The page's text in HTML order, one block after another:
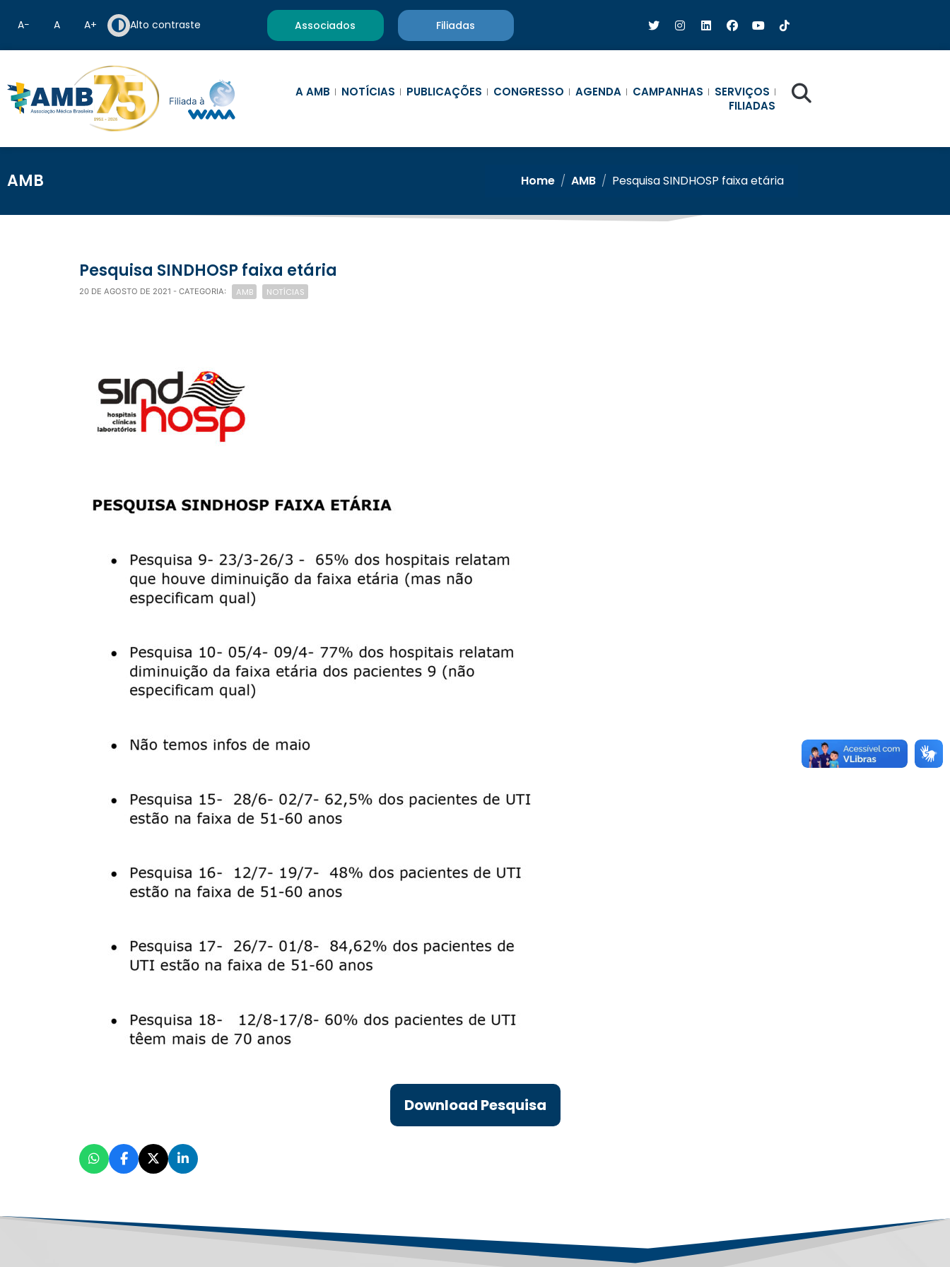
A− A A+ Alto contraste Associados Filiadas
A AMB NOTÍCIAS PUBLICAÇÕES CONGRESSO AGENDA CAMPANHAS
SERVIÇOS
FILIADAS
AMB Home / AMB / Pesquisa SINDHOSP faixa etária
Pesquisa SINDHOSP faixa etária
20 DE AGOSTO DE 2021 - CATEGORIA: AMB NOTÍCIAS
Download Pesquisa